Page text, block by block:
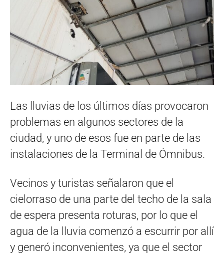
Las lluvias de los últimos días provocaron
problemas en algunos sectores de la
ciudad, y uno de esos fue en parte de las
instalaciones de la Terminal de Ómnibus.
Vecinos y turistas señalaron que el
cielorraso de una parte del techo de la sala
de espera presenta roturas, por lo que el
agua de la lluvia comenzó a escurrir por allí
y generó inconvenientes, ya que el sector